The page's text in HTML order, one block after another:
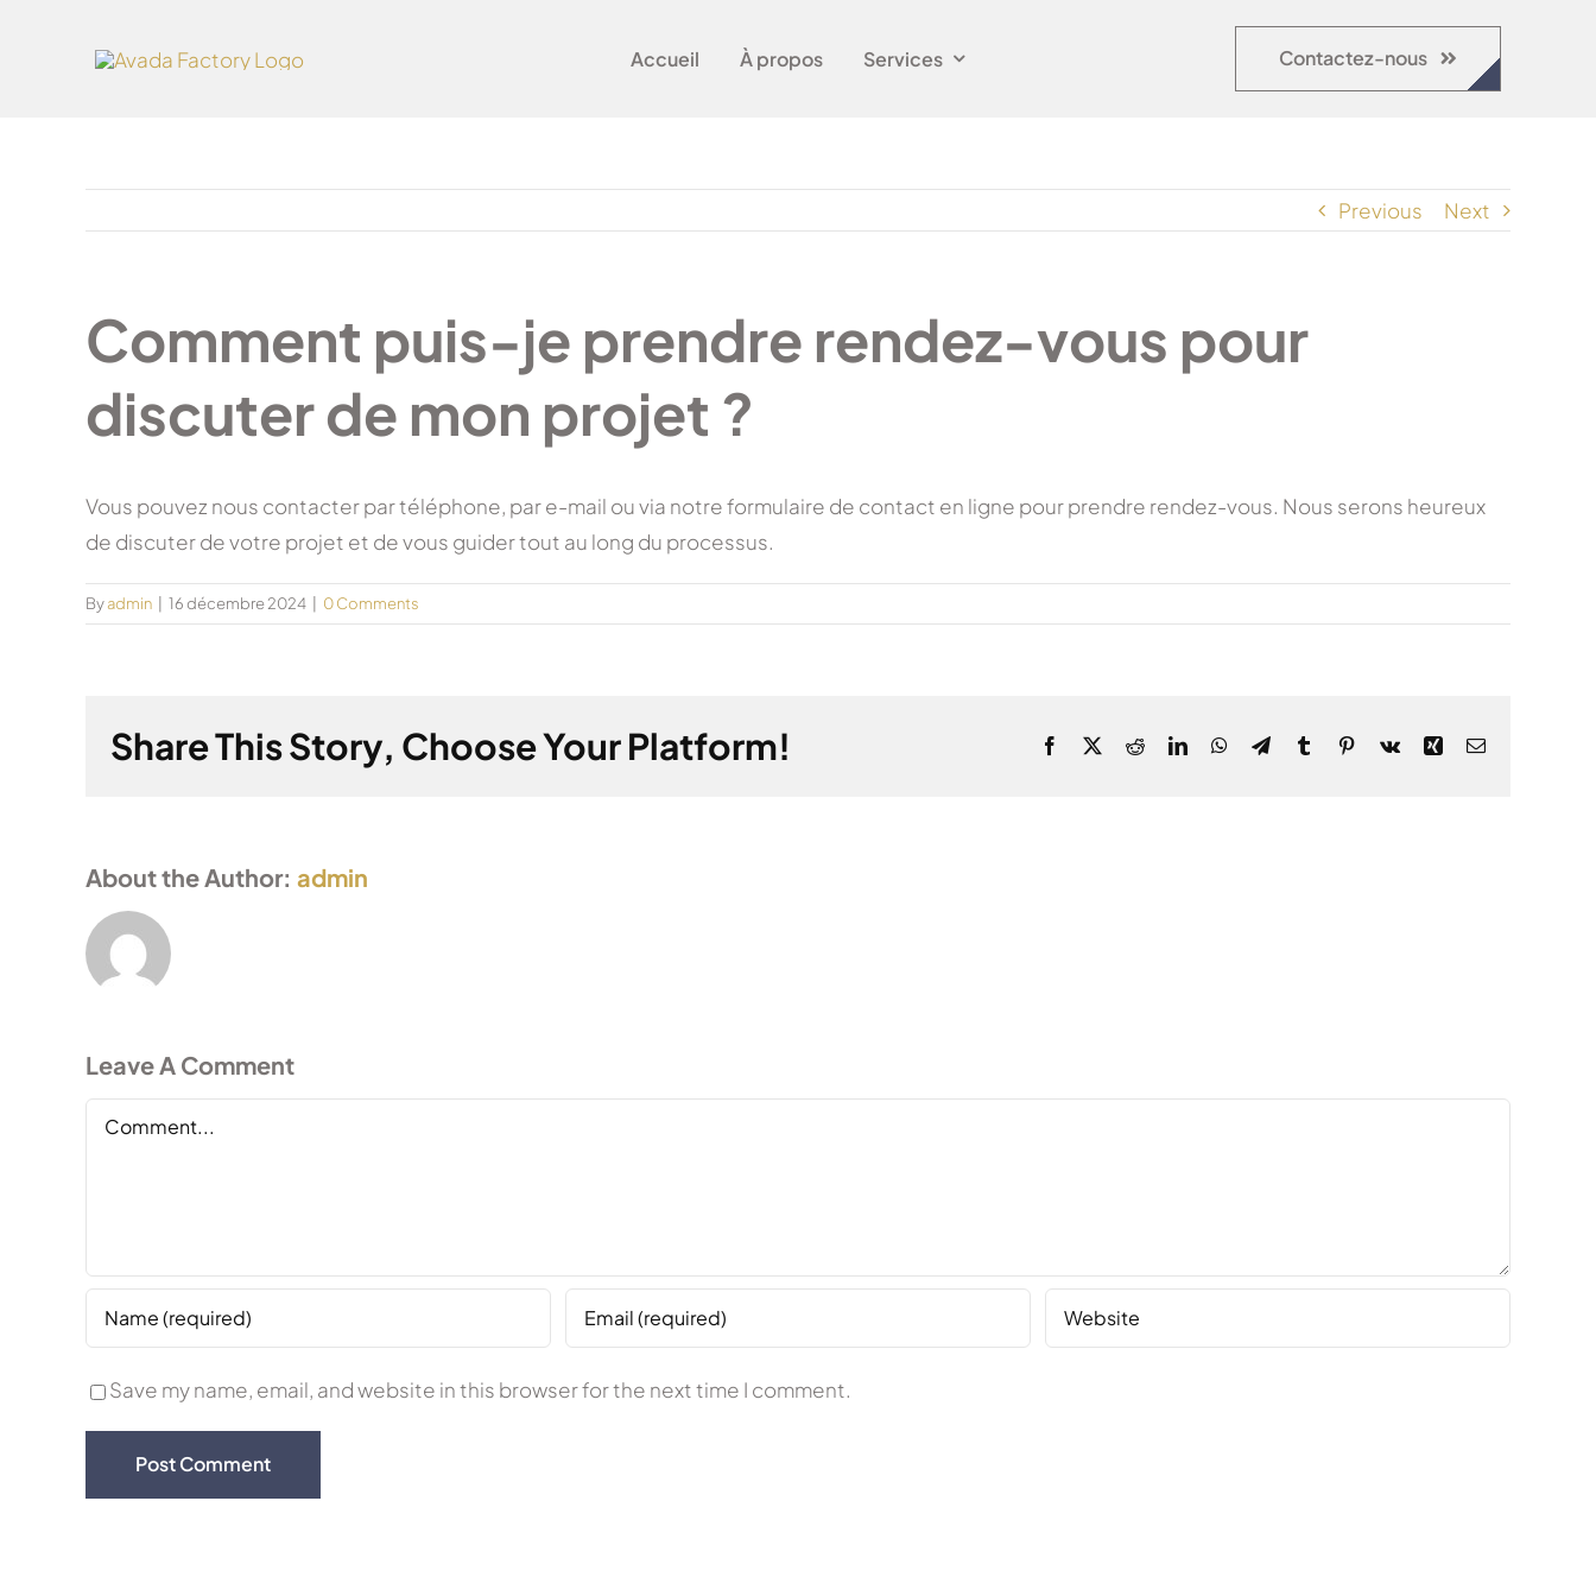
Accueil À propos Services Contactez-nous
Previous Next
Comment puis-je prendre rendez-vous pour
discuter de mon projet ?
Vous pouvez nous contacter par téléphone, par e-mail ou via notre formulaire de contact en ligne pour prendre rendez-vous. Nous serons heureux
de discuter de votre projet et de vous guider tout au long du processus.
Byadmin 16 décembre 2024 0 Comments
Share This Story, Choose Your Platform! Facebook
X RedditLinkedInWhatsApp
TelegramTumblrPinterest
Vk Xing Email
About the Author: admin
Leave A Comment
Comment
Save my name, email, and website in this browser for the next time I comment.